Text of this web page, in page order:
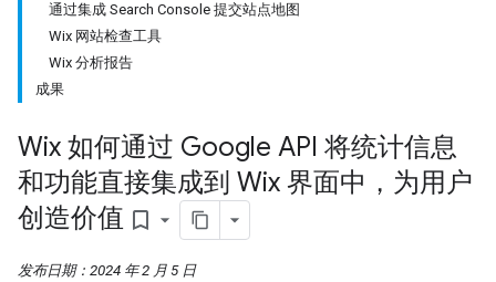
通过集成 Search Console 提交站点地图
Wix 网站检查工具
Wix 分析报告
成果
Wix 如何通过 Google API 将统计信息
和功能直接集成到 Wix 界面中，为用户
创造价值 bookmark_border
发布日期：2024 年 2 月 5 日